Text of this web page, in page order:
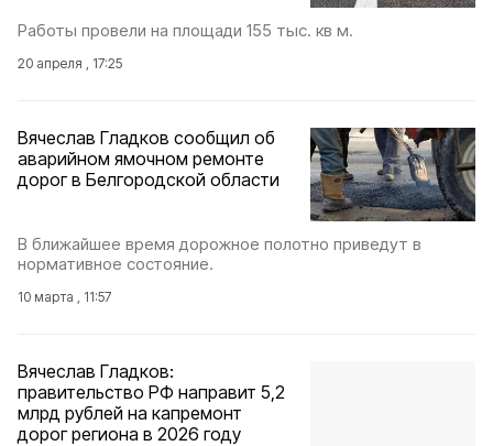
Работы провели на площади 155 тыс. кв м.
20 апреля , 17:25
Вячеслав Гладков сообщил об
аварийном ямочном ремонте
дорог в Белгородской области
В ближайшее время дорожное полотно приведут в
нормативное состояние.
10 марта , 11:57
Вячеслав Гладков:
правительство РФ направит 5,2
млрд рублей на капремонт
дорог региона в 2026 году